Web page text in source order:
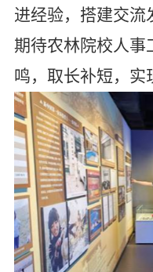
进经验，搭建交流
期待农林院校人事
鸣，取长补短，实